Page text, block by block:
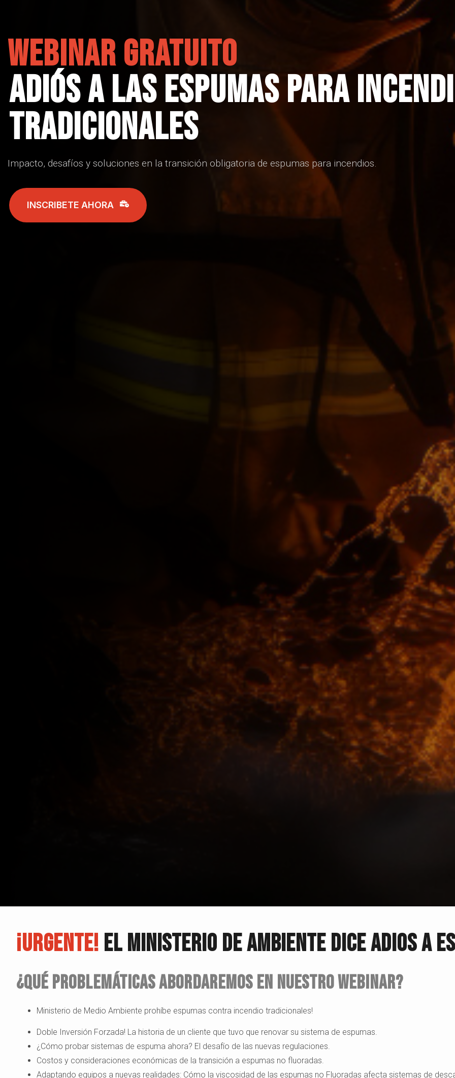
WEBINAR GRATUITO
Adiós A Las Espumas Para
Tradicionales
Impacto, desafíos y soluciones en la transición obligatoria de espumas para incendios.
INSCRIBETE AHORA
¡URGENTE! EL MINISTERIO DE AMBIENTE DICE ADIOS A
¿Qué Problemáticas Abordaremos En Nuestro Webinar?
Ministerio de Medio Ambiente prohíbe espumas contra incendio tradicionales!
Doble Inversión Forzada! La historia de un cliente que tuvo que renovar su sistema de espumas.
¿Cómo probar sistemas de espuma ahora? El desafío de las nuevas regulaciones.
Costos y consideraciones económicas de la transición a espumas no fluoradas.
Adaptando equipos a nuevas realidades: Cómo la viscosidad de las espumas no Fluoradas afecta sistemas de